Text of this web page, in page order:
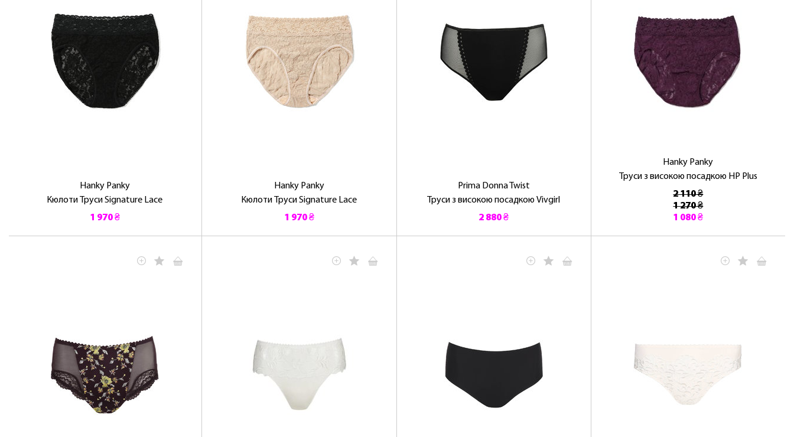
Hanky ​​Panky
Кюлоти Труси Signature Lace
1 970 ₴
Hanky ​​Panky
Кюлоти Труси Signature Lace
1 970 ₴
Prima Donna Twist
Труси з високою посадкою Vivgirl
2 880 ₴
Hanky ​​Panky
Труси з високою посадкою HP Plus
2 110 ₴
1 270 ₴
1 080 ₴